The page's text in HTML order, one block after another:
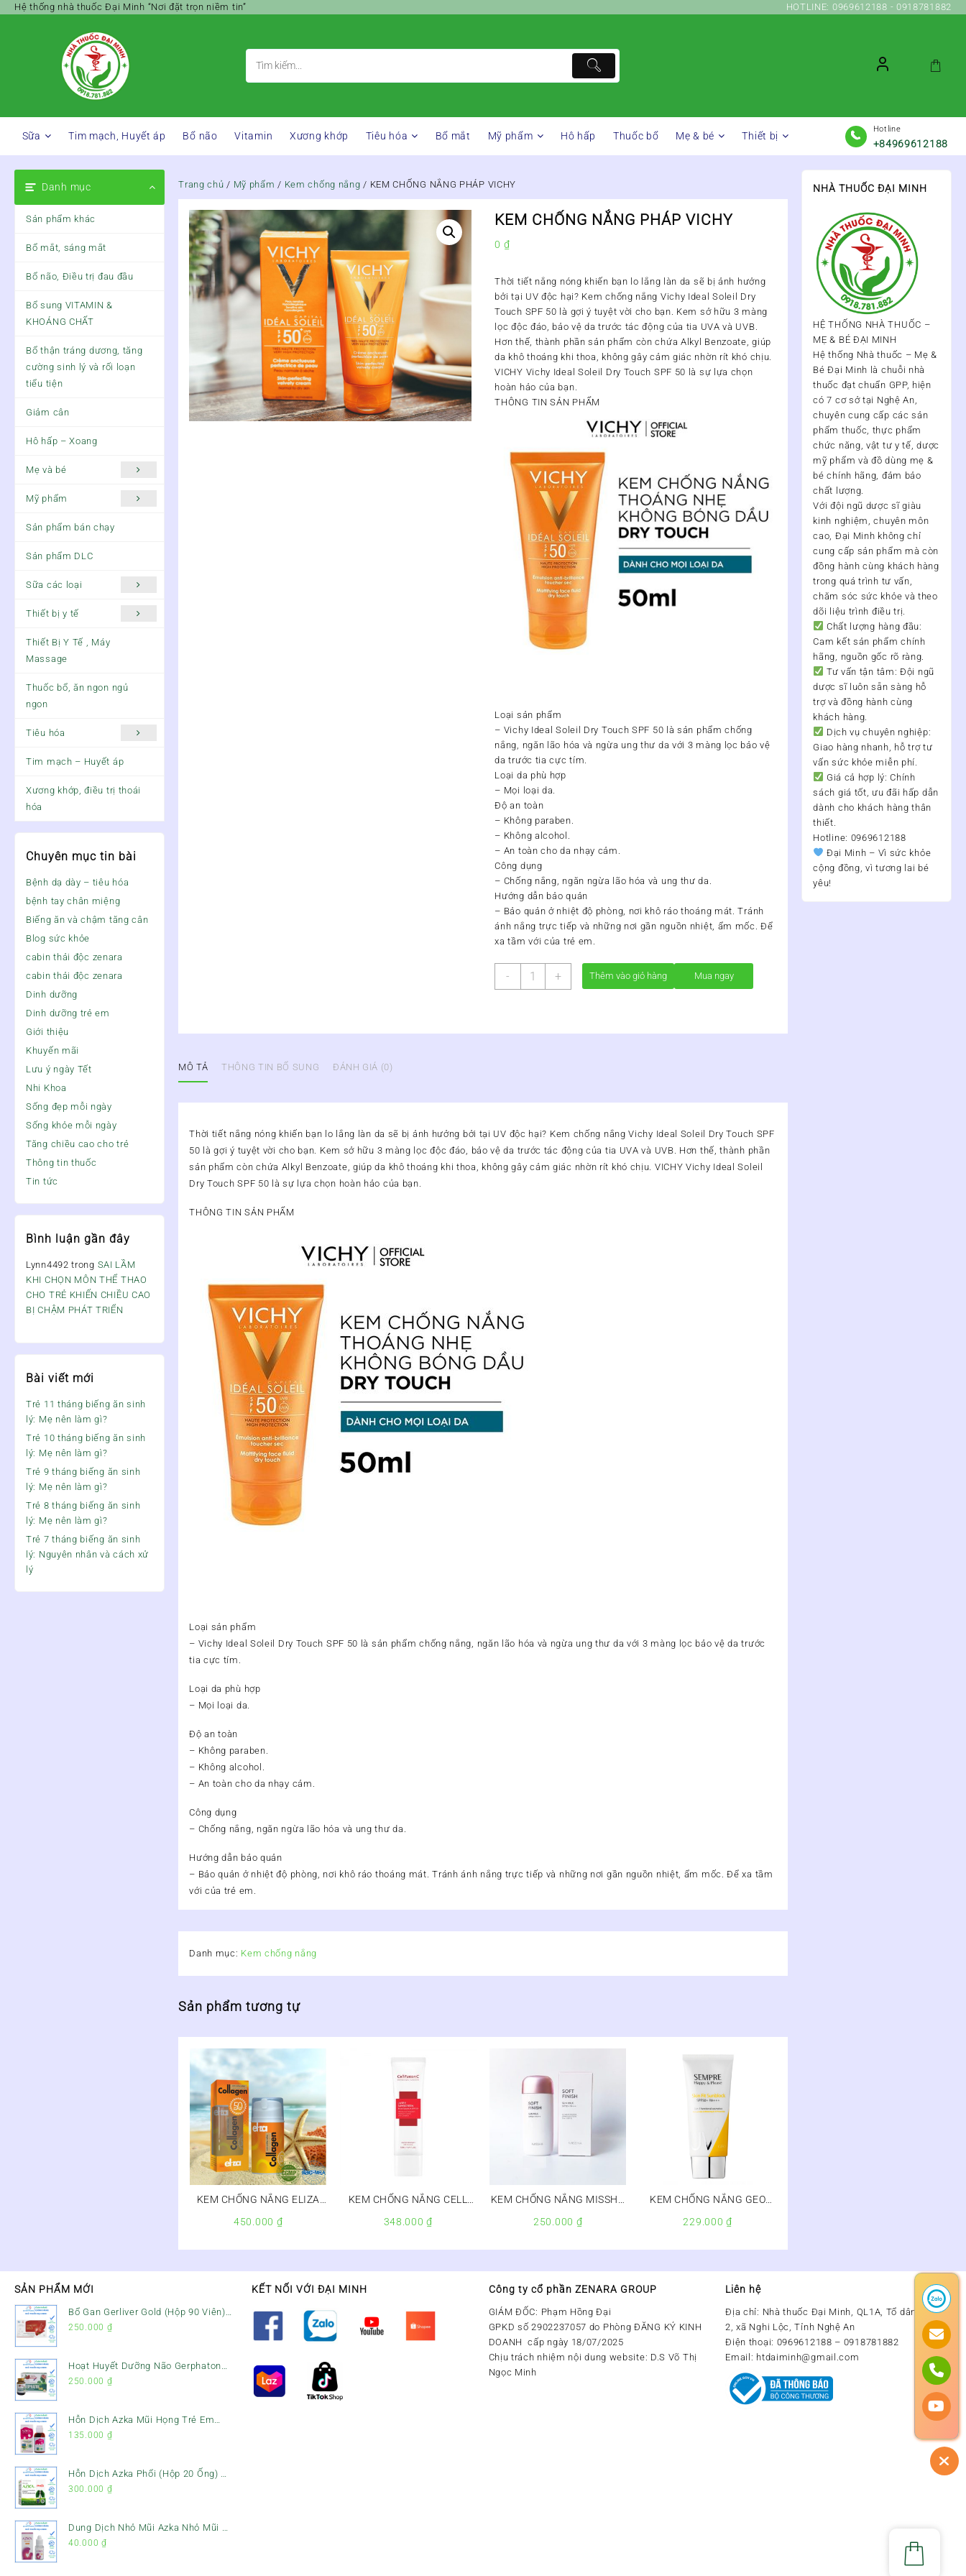
SkipHệ thống nhà thuốc Đại Minh “Nơi đặt trọn niềm tin” HOTLINE: 0969612188 - 0918781882
Sữa Tim mạch, Huyết áp Bổ não Vitamin Xương khớp Tiêu hóa Bổ mắt Mỹ phẩm Hô hấp Thuốc bổ Mẹ & bé Thiết bị
Hotline
+84969612188
Danh mục
Sản phẩm khác
Bổ mắt, sáng mắt
Bổ não, Điều trị đau đầu
Bổ sung VITAMIN &
KHOÁNG CHẤT
Bổ thận tráng dương, tăng
cường sinh lý và rối loạn
tiểu tiện
Giảm cân
Hô hấp – Xoang
Mẹ và bé
Mỹ phẩm
Sản phẩm bán chạy
Sản phẩm DLC
Sữa các loại
Thiết bị y tế
Thiết Bị Y Tế , Máy
Massage
Thuốc bổ, ăn ngon ngủ
ngon
Tiêu hóa
Tim mạch – Huyết áp
Xương khớp, điều trị thoái
hóa
Chuyên mục tin bài
Bệnh dạ dày – tiêu hóa
bệnh tay chân miệng
Biếng ăn và chậm tăng cân
Blog sức khỏe
cabin thải độc zenara
cabin thải độc zenara
Dinh dưỡng
Dinh dưỡng trẻ em
Giới thiệu
Khuyến mãi
Lưu ý ngày Tết
Nhi Khoa
Sống đẹp mỗi ngày
Sống khỏe mỗi ngày
Tăng chiều cao cho trẻ
Thông tin thuốc
Tin tức
Bình luận gần đây
Lynn4492 trong SAI LẦM
KHI CHỌN MÔN THỂ THAO
CHO TRẺ KHIẾN CHIỀU CAO
BỊ CHẬM PHÁT TRIỂN
Bài viết mới
Trẻ 11 tháng biếng ăn sinh
lý: Mẹ nên làm gì?
Trẻ 10 tháng biếng ăn sinh
lý: Mẹ nên làm gì?
Trẻ 9 tháng biếng ăn sinh
lý: Mẹ nên làm gì?
Trẻ 8 tháng biếng ăn sinh
lý: Mẹ nên làm gì?
Trẻ 7 tháng biếng ăn sinh
lý: Nguyên nhân và cách xử
lý
Trang chủ / Mỹ phẩm / Kem chống nắng / KEM CHỐNG NẮNG PHÁP VICHY
KEM CHỐNG NẮNG PHÁP VICHY
0 ₫
Thời tiết nắng nóng khiến bạn lo lắng làn da sẽ bị ảnh hưởng
bởi tại UV độc hại? Kem chống nắng Vichy Ideal Soleil Dry
Touch SPF 50 là gợi ý tuyệt vời cho bạn. Kem sở hữu 3 màng
lọc độc đáo, bảo vệ da trước tác động của tia UVA và UVB.
Hơn thế, thành phần sản phẩm còn chứa Alkyl Benzoate, giúp
da khô thoáng khi thoa, không gây cảm giác nhờn rít khó chịu.
VICHY Vichy Ideal Soleil Dry Touch SPF 50 là sự lựa chọn
hoàn hảo của bạn.
THÔNG TIN SẢN PHẨM
Loại sản phẩm
– Vichy Ideal Soleil Dry Touch SPF 50 là sản phẩm chống
nắng, ngăn lão hóa và ngừa ung thư da với 3 màng lọc bảo vệ
da trước tia cực tím.
Loại da phù hợp
– Mọi loại da.
Độ an toàn
– Không paraben.
– Không alcohol.
– An toàn cho da nhạy cảm.
Công dụng
– Chống nắng, ngăn ngừa lão hóa và ung thư da.
Hướng dẫn bảo quản
– Bảo quản ở nhiệt độ phòng, nơi khô ráo thoáng mát. Tránh
ánh nắng trực tiếp và những nơi gần nguồn nhiệt, ẩm mốc. Để
xa tầm với của trẻ em.
-
KEM
+ Thêm vào giỏ hàng Mua ngay
MÔ TẢ THÔNG TIN BỔ SUNG ĐÁNH GIÁ (0)
Thời tiết nắng nóng khiến bạn lo lắng làn da sẽ bị ảnh hưởng bởi tại UV độc hại? Kem chống nắng Vichy Ideal Soleil Dry Touch SPF
50 là gợi ý tuyệt vời cho bạn. Kem sở hữu 3 màng lọc độc đáo, bảo vệ da trước tác động của tia UVA và UVB. Hơn thế, thành phần
sản phẩm còn chứa Alkyl Benzoate, giúp da khô thoáng khi thoa, không gây cảm giác nhờn rít khó chịu. VICHY Vichy Ideal Soleil
Dry Touch SPF 50 là sự lựa chọn hoàn hảo của bạn.
THÔNG TIN SẢN PHẨM
Loại sản phẩm
– Vichy Ideal Soleil Dry Touch SPF 50 là sản phẩm chống nắng, ngăn lão hóa và ngừa ung thư da với 3 màng lọc bảo vệ da trước
tia cực tím.
Loại da phù hợp
– Mọi loại da.
Độ an toàn
– Không paraben.
– Không alcohol.
– An toàn cho da nhạy cảm.
Công dụng
– Chống nắng, ngăn ngừa lão hóa và ung thư da.
Hướng dẫn bảo quản
– Bảo quản ở nhiệt độ phòng, nơi khô ráo thoáng mát. Tránh ánh nắng trực tiếp và những nơi gần nguồn nhiệt, ẩm mốc. Để xa tầm
với của trẻ em.
Danh mục: Kem chống nắng
Sản phẩm tương tự
KEM CHỐNG NẮNG ELIZA
450.000 ₫
KEM CHỐNG NẮNG CELL
348.000₫
KEM CHỐNG NẮNG MISSHA
250.000 ₫
KEM CHỐNG NẮNG GEO
229.000₫
NHÀ THUỐC ĐẠI MINH
HỆ THỐNG NHÀ THUỐC –
MẸ & BÉ ĐẠI MINH
Hệ thống Nhà thuốc – Mẹ &
Bé Đại Minh là chuỗi nhà
thuốc đạt chuẩn GPP, hiện
có7 cơ sở tại Nghệ An,
chuyên cung cấp các sản
phẩm thuốc, thực phẩm
chức năng, vật tư y tế, dược
mỹ phẩm và đồ dùng mẹ &
bé chính hãng, đảm bảo
chất lượng.
Với đội ngũ dược sĩ giàu
kinh nghiệm, chuyên môn
cao, Đại Minh không chỉ
cung cấp sản phẩm mà còn
đồng hành cùng khách hàng
trong quá trình tư vấn,
chăm sóc sức khỏe và theo
dõi liệu trình điều trị.
Chất lượng hàng đầu:
Cam kết sản phẩm chính
hãng, nguồn gốc rõ ràng.
Tư vấn tận tâm: Đội ngũ
dược sĩ luôn sẵn sàng hỗ
trợ và đồng hành cùng
khách hàng.
Dịch vụ chuyên nghiệp:
Giao hàng nhanh, hỗ trợ tư
vấn sức khỏe miễn phí.
Giá cả hợp lý: Chính
sách giá tốt, ưu đãi hấp dẫn
dành cho khách hàng thân
thiết.
Hotline: 0969612188
Đại Minh – Vì sức khỏe
cộng đồng, vì tương lai bé
yêu!
SẢN PHẨM MỚI
Bổ Gan Gerliver Gold (Hộp 90 Viên)
– Hỗ Trợ Giải Độc Gan, Mát Gan &
250.000 ₫
Hoạt Huyết Dưỡng Não Gerphaton
Gold Hộp 120 Viên – Giảm Đau Đầu,
250.000 ₫
Hỗn Dịch Azka Mũi Họng Trẻ Em
(Chai 120ml) – Giảm Ho, Tiêu Đờm
135.000 ₫
Hỗn Dịch Azka Phổi (Hộp 20 Ống) –
Hỗ Trợ Giảm Ho, Tiêu Đờm & Bổ
300.000 ₫
Dung Dịch Nhỏ Mũi Azka Nhỏ Mũi –
Giảm Ngạt Mũi, Sổ Mũi Cho Trẻ Sơ
40.000 ₫
KẾT NỐI VỚI ĐẠI MINH Công ty cổ phần ZENARA GROUP
GIÁM ĐỐC: Phạm Hồng Đại
GPKD số 2902237057 do Phòng ĐĂNG KÝ KINH
DOANH cấp ngày 18/07/2025
Chịu trách nhiệm nội dung website: D.S Võ Thị
Ngọc Minh
Liên hệ
Địa chỉ: Nhà thuốc Đại Minh, QL1A, Tổ dân phố số
2, xã Nghi Lộc, Tỉnh Nghệ An
Điện thoại: 0969612188 – 0918781882
Email: htdaiminh@gmail.com